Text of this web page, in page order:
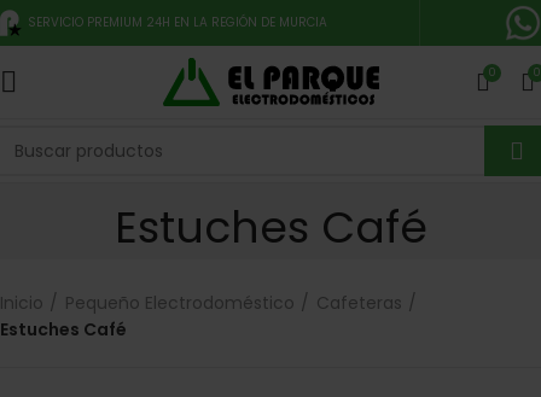
SERVICIO PREMIUM 24H EN LA REGIÓN DE MURCIA
0 0
Estuches Café
Inicio Pequeño Electrodoméstico
Cafeteras
Estuches Café